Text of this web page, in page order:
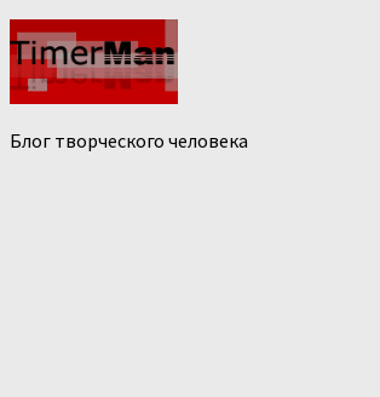
Блог творческого человека